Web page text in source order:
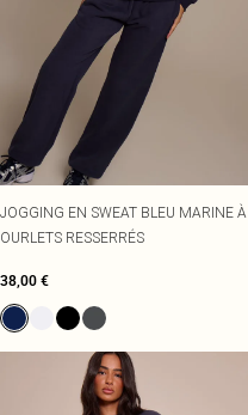
JOGGING EN SWEAT BLEU MARINE À
OURLETS RESSERRÉS
38,00 €